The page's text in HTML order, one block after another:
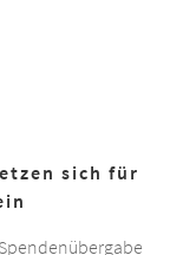
sich für